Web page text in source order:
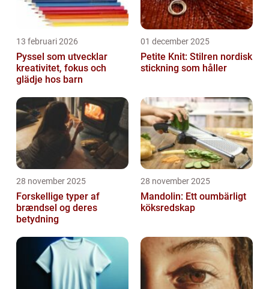
13 februari 2026
Pyssel som utvecklar
kreativitet, fokus och
glädje hos barn
01 december 2025
Petite Knit: Stilren nordisk
stickning som håller
28 november 2025
Forskellige typer af
brændsel og deres
betydning
28 november 2025
Mandolin: Ett oumbärligt
köksredskap